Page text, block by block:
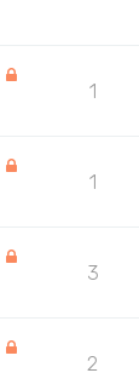
1
1
3
2